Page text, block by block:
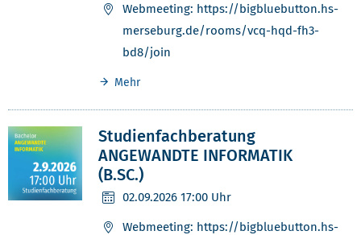
Webmeeting: https://bigbluebutton.hs-
merseburg.de/rooms/vcq-hqd-fh3-
bd8/join
Mehr
Studienfachberatung
ANGEWANDTE INFORMATIK
(B.SC.)
02.09.2026 17:00 Uhr
Webmeeting: https://bigbluebutton.hs-